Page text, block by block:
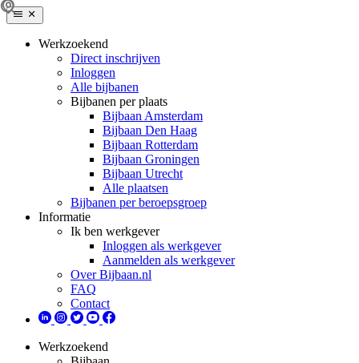
Werkzoekend
Direct inschrijven
Inloggen
Alle bijbanen
Bijbanen per plaats
Bijbaan Amsterdam
Bijbaan Den Haag
Bijbaan Rotterdam
Bijbaan Groningen
Bijbaan Utrecht
Alle plaatsen
Bijbanen per beroepsgroep
Informatie
Ik ben werkgever
Inloggen als werkgever
Aanmelden als werkgever
Over Bijbaan.nl
FAQ
Contact
Werkzoekend